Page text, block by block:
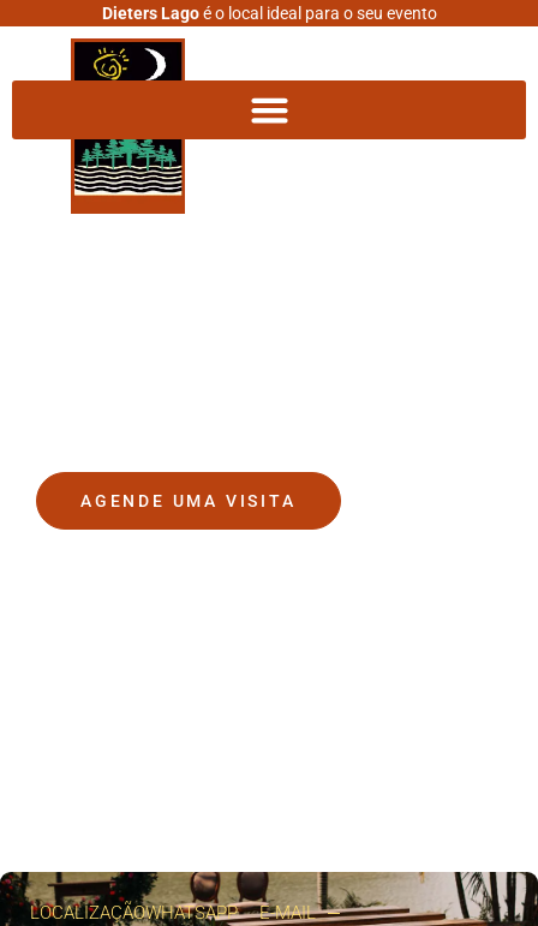
Dieters Lagoé o local ideal para o seu evento
AGENDE UMA VISITA
LOCALIZAÇÃOWHATSAPP E-MAIL